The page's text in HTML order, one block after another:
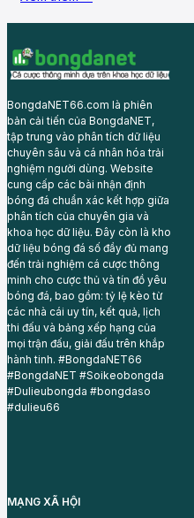
BongdaNET66.com là phiên
bản cải tiến của BongdaNET,
tập trung vào phân tích dữ liệu
chuyên sâu và cá nhân hóa trải
nghiệm người dùng. Website
cung cấp các bài nhận định
bóng đá chuẩn xác kết hợp giữa
phân tích của chuyên gia và
khoa học dữ liệu. Đây còn là kho
dữ liệu bóng đá số đầy đủ mang
đến trải nghiệm cá cược thông
minh cho cược thủ và tín đồ yêu
bóng đá, bao gồm: tỷ lệ kèo từ
các nhà cái uy tín, kết quả, lịch
thi đấu và bảng xếp hạng của
mọi trận đấu, giải đấu trên khắp
hành tinh. #BongdaNET66
#BongdaNET #Soikeobongda
#Dulieubongda #bongdaso
#dulieu66
MẠNG XÃ HỘI